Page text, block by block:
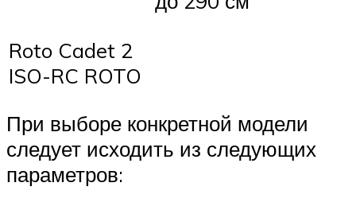
Roto Cadet 2
ISO-RC ROTO
При выборе конкретной модели
следует исходить из следующих
параметров: